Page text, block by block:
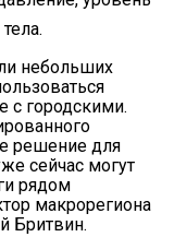
небольших
с городскими.
решение для
сейчас могут
рядом
макрорегиона
Бритвин.